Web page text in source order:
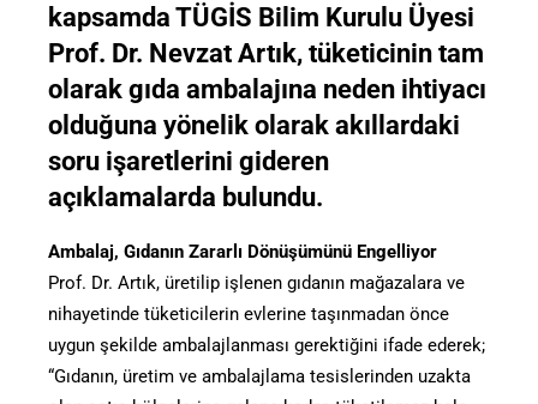
kapsamda TÜGİS Bilim Kurulu Üyesi
Prof. Dr. Nevzat Artık, tüketicinin tam
olarak gıda ambalajına neden ihtiyacı
olduğuna yönelik olarak akıllardaki
soru işaretlerini gideren
açıklamalarda bulundu.
Ambalaj, Gıdanın Zararlı Dönüşümünü Engelliyor
Prof. Dr. Artık, üretilip işlenen gıdanın mağazalara ve
nihayetinde tüketicilerin evlerine taşınmadan önce
uygun şekilde ambalajlanması gerektiğini ifade ederek;
“Gıdanın, üretim ve ambalajlama tesislerinden uzakta